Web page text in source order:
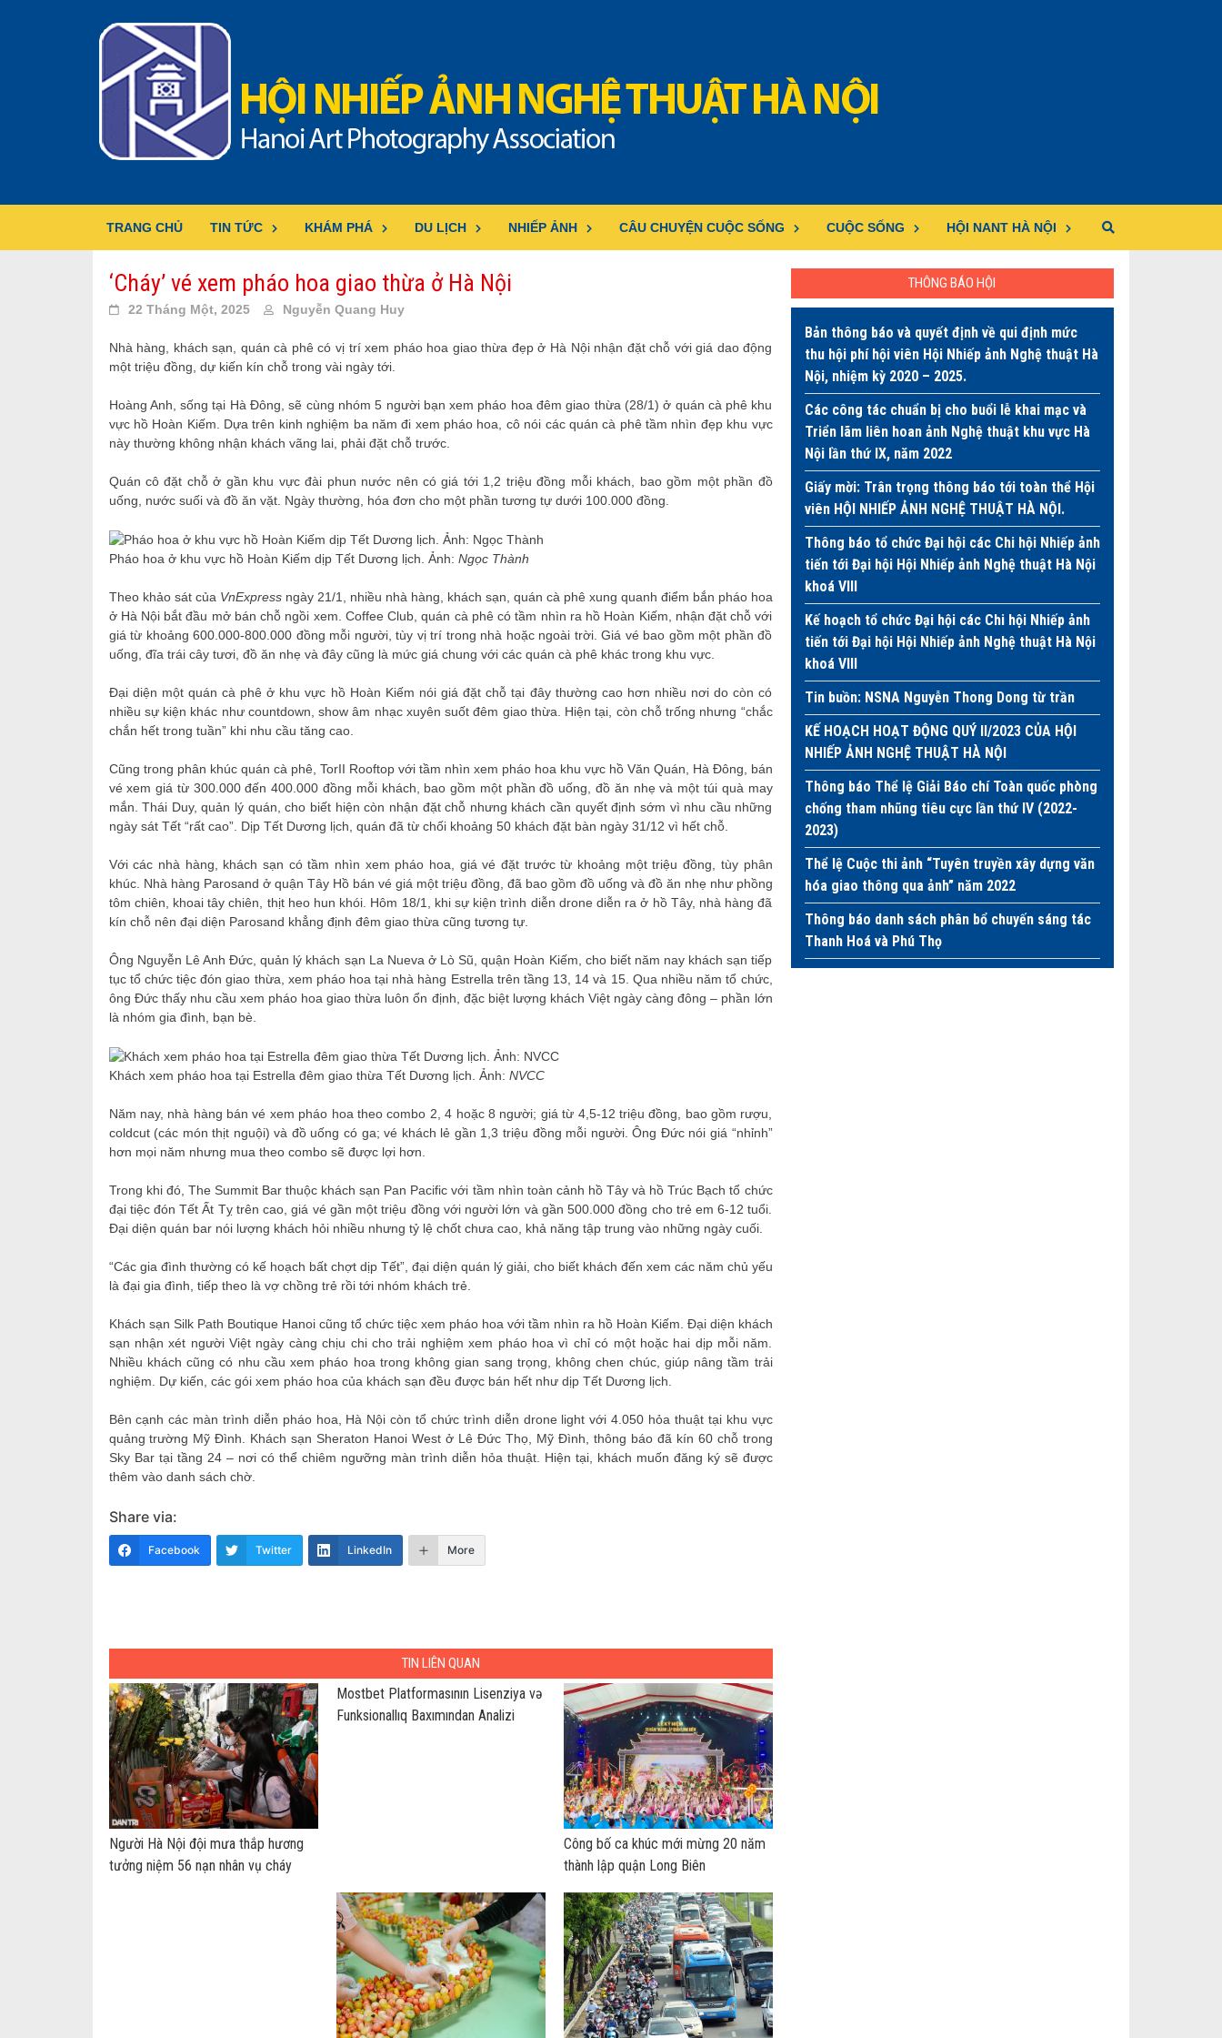
TRANG CHỦ TIN TỨC KHÁM PHÁ DU LỊCH NHIẾP ẢNH CÂU CHUYỆN CUỘC SỐNG CUỘC SỐNG HỘI NANT HÀ NỘI
‘Cháy’ vé xem pháo hoa giao thừa ở Hà Nội
22 Tháng Một, 2025 Nguyễn Quang Huy
Nhà hàng, khách sạn, quán cà phê có vị trí xem pháo hoa giao thừa đẹp ở Hà Nội nhận đặt chỗ với giá dao động
một triệu đồng, dự kiến kín chỗ trong vài ngày tới.
Hoàng Anh, sống tại Hà Đông, sẽ cùng nhóm 5 người bạn xem pháo hoa đêm giao thừa (28/1) ở quán cà phê khu
vực hồ Hoàn Kiếm. Dựa trên kinh nghiệm ba năm đi xem pháo hoa, cô nói các quán cà phê tầm nhìn đẹp khu vực
này thường không nhận khách vãng lai, phải đặt chỗ trước.
Quán cô đặt chỗ ở gần khu vực đài phun nước nên có giá tới 1,2 triệu đồng mỗi khách, bao gồm một phần đồ
uống, nước suối và đồ ăn vặt. Ngày thường, hóa đơn cho một phần tương tự dưới 100.000 đồng.
Pháo hoa ở khu vực hồ Hoàn Kiếm dịp Tết Dương lịch. Ảnh: Ngọc Thành
Theo khảo sát của VnExpressngày 21/1, nhiều nhà hàng, khách sạn, quán cà phê xung quanh điểm bắn pháo hoa
ở Hà Nội bắt đầu mở bán chỗ ngồi xem. Coffee Club, quán cà phê có tầm nhìn ra hồ Hoàn Kiếm, nhận đặt chỗ với
giá từ khoảng 600.000-800.000 đồng mỗi người, tùy vị trí trong nhà hoặc ngoài trời. Giá vé bao gồm một phần đồ
uống, đĩa trái cây tươi, đồ ăn nhẹ và đây cũng là mức giá chung với các quán cà phê khác trong khu vực.
Đại diện một quán cà phê ở khu vực hồ Hoàn Kiếm nói giá đặt chỗ tại đây thường cao hơn nhiều nơi do còn có
nhiều sự kiện khác như countdown, show âm nhạc xuyên suốt đêm giao thừa. Hiện tại, còn chỗ trống nhưng “chắc
chắn hết trong tuần” khi nhu cầu tăng cao.
Cũng trong phân khúc quán cà phê, TorII Rooftop với tầm nhìn xem pháo hoa khu vực hồ Văn Quán, Hà Đông, bán
vé xem giá từ 300.000 đến 400.000 đồng mỗi khách, bao gồm một phần đồ uống, đồ ăn nhẹ và một túi quà may
mắn. Thái Duy, quản lý quán, cho biết hiện còn nhận đặt chỗ nhưng khách cần quyết định sớm vì nhu cầu những
ngày sát Tết “rất cao”. Dịp Tết Dương lịch, quán đã từ chối khoảng 50 khách đặt bàn ngày 31/12 vì hết chỗ.
Với các nhà hàng, khách sạn có tầm nhìn xem pháo hoa, giá vé đặt trước từ khoảng một triệu đồng, tùy phân
khúc. Nhà hàng Parosand ở quận Tây Hồ bán vé giá một triệu đồng, đã bao gồm đồ uống và đồ ăn nhẹ như phồng
tôm chiên, khoai tây chiên, thịt heo hun khói. Hôm 18/1, khi sự kiện trình diễn drone diễn ra ở hồ Tây, nhà hàng đã
kín chỗ nên đại diện Parosand khẳng định đêm giao thừa cũng tương tự.
Ông Nguyễn Lê Anh Đức, quản lý khách sạn La Nueva ở Lò Sũ, quận Hoàn Kiếm, cho biết năm nay khách sạn tiếp
tục tổ chức tiệc đón giao thừa, xem pháo hoa tại nhà hàng Estrella trên tầng 13, 14 và 15. Qua nhiều năm tổ chức,
ông Đức thấy nhu cầu xem pháo hoa giao thừa luôn ổn định, đặc biệt lượng khách Việt ngày càng đông – phần lớn
là nhóm gia đình, bạn bè.
Khách xem pháo hoa tại Estrella đêm giao thừa Tết Dương lịch. Ảnh: NVCC
Năm nay, nhà hàng bán vé xem pháo hoa theo combo 2, 4 hoặc 8 người; giá từ 4,5-12 triệu đồng, bao gồm rượu,
coldcut (các món thịt nguội) và đồ uống có ga; vé khách lẻ gần 1,3 triệu đồng mỗi người. Ông Đức nói giá “nhỉnh”
hơn mọi năm nhưng mua theo combo sẽ được lợi hơn.
Trong khi đó, The Summit Bar thuộc khách sạn Pan Pacific với tầm nhìn toàn cảnh hồ Tây và hồ Trúc Bạch tổ chức
đại tiệc đón Tết Ất Tỵ trên cao, giá vé gần một triệu đồng với người lớn và gần 500.000 đồng cho trẻ em 6-12 tuổi.
Đại diện quán bar nói lượng khách hỏi nhiều nhưng tỷ lệ chốt chưa cao, khả năng tập trung vào những ngày cuối.
“Các gia đình thường có kế hoạch bất chợt dịp Tết”, đại diện quán lý giải, cho biết khách đến xem các năm chủ yếu
là đại gia đình, tiếp theo là vợ chồng trẻ rồi tới nhóm khách trẻ.
Khách sạn Silk Path Boutique Hanoi cũng tổ chức tiệc xem pháo hoa với tầm nhìn ra hồ Hoàn Kiếm. Đại diện khách
sạn nhận xét người Việt ngày càng chịu chi cho trải nghiệm xem pháo hoa vì chỉ có một hoặc hai dịp mỗi năm.
Nhiều khách cũng có nhu cầu xem pháo hoa trong không gian sang trọng, không chen chúc, giúp nâng tầm trải
nghiệm. Dự kiến, các gói xem pháo hoa của khách sạn đều được bán hết như dịp Tết Dương lịch.
Bên cạnh các màn trình diễn pháo hoa, Hà Nội còn tổ chức trình diễn drone light với 4.050 hỏa thuật tại khu vực
quảng trường Mỹ Đình. Khách sạn Sheraton Hanoi West ở Lê Đức Thọ, Mỹ Đình, thông báo đã kín 60 chỗ trong
Sky Bar tại tầng 24 – nơi có thể chiêm ngưỡng màn trình diễn hỏa thuật. Hiện tại, khách muốn đăng ký sẽ được
thêm vào danh sách chờ.
Share via:
Facebook Twitter LinkedIn More
TIN LIÊN QUAN
Người Hà Nội đội mưa thắp hương
tưởng niệm 56 nạn nhân vụ cháy
Mostbet Platformasının Lisenziya və
Funksionallıq Baxımından Analizi
Công bố ca khúc mới mừng 20 năm
thành lập quận Long Biên
THÔNG BÁO HỘI
Bản thông báo và quyết định về qui định mức
thu hội phí hội viên Hội Nhiếp ảnh Nghệ thuật Hà
Nội, nhiệm kỳ 2020 – 2025.
Các công tác chuẩn bị cho buổi lễ khai mạc và
Triển lãm liên hoan ảnh Nghệ thuật khu vực Hà
Nội lần thứ IX, năm 2022
Giấy mời: Trân trọng thông báo tới toàn thể Hội
viên HỘI NHIẾP ẢNH NGHỆ THUẬT HÀ NỘI.
Thông báo tổ chức Đại hội các Chi hội Nhiếp ảnh
tiến tới Đại hội Hội Nhiếp ảnh Nghệ thuật Hà Nội
khoá VIII
Kế hoạch tổ chức Đại hội các Chi hội Nhiếp ảnh
tiến tới Đại hội Hội Nhiếp ảnh Nghệ thuật Hà Nội
khoá VIII
Tin buồn: NSNA Nguyễn Thong Dong từ trần
KẾ HOẠCH HOẠT ĐỘNG QUÝ II/2023 CỦA HỘI
NHIẾP ẢNH NGHỆ THUẬT HÀ NỘI
Thông báo Thể lệ Giải Báo chí Toàn quốc phòng
chống tham nhũng tiêu cực lần thứ IV (2022-
2023)
Thể lệ Cuộc thi ảnh “Tuyên truyền xây dựng văn
hóa giao thông qua ảnh” năm 2022
Thông báo danh sách phân bổ chuyến sáng tác
Thanh Hoá và Phú Thọ